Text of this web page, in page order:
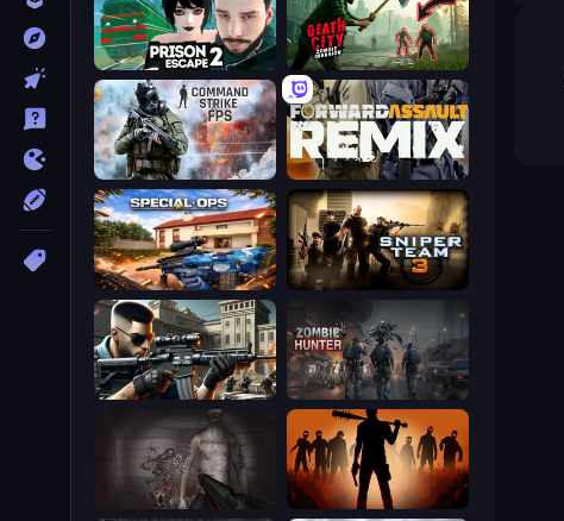
Death City Zombie Invasion
Prison Escape 2
Forward Assault Remix
Command Strike FPS
Sniper Team 3
Special Ops: GO
Zombie Hunter
Sure Shot
Deads on the Road